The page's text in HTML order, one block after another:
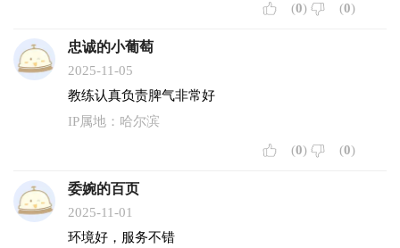
(0) (0)
忠诚的小葡萄
2025-11-05
教练认真负责脾气非常好
IP属地：哈尔滨
(0) (0)
委婉的百页
2025-11-01
环境好，服务不错